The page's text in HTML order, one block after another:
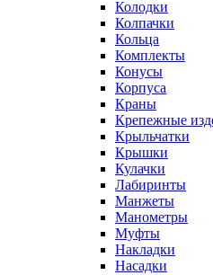
Колодки
Колпачки
Кольца
Комплекты
Конусы
Корпуса
Краны
Крепежные
Крыльчатки
Крышки
Кулачки
Лабиринты
Манжеты
Манометры
Муфты
Накладки
Насадки